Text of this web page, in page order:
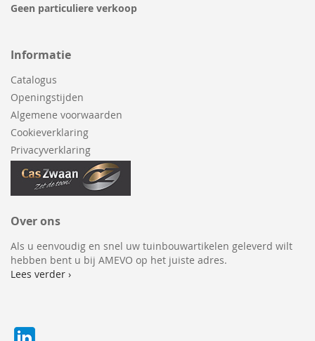
Geen particuliere verkoop
Informatie
Catalogus
Openingstijden
Algemene voorwaarden
Cookieverklaring
Privacyverklaring
Over ons
Als u eenvoudig en snel uw tuinbouwartikelen geleverd wilt
hebben bent u bij AMEVO op het juiste adres.
Lees verder ›